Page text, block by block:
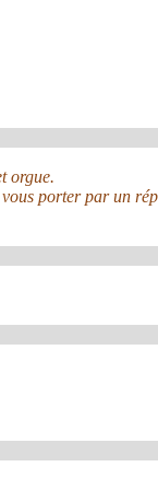
orgue.
porter par un